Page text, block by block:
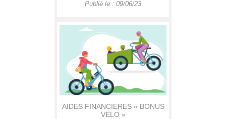
Publié le : 09/06/23
AIDES FINANCIERES « BONUS
VELO »